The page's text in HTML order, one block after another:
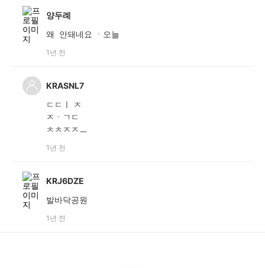
양두례
왜 안돼네요 ㆍ오늘
1년 전
KRASNL7
ㄷㄷㅣ ㅈ
ㅈㆍㄱㄷ
ㅊㅊㅈㅈㅡ
1년 전
KRJ6DZE
발바닥공원
1년 전